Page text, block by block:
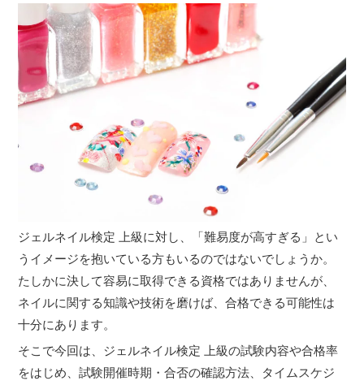
ジェルネイル検定 上級に対し、「難易度が高すぎる」とい
うイメージを抱いている方もいるのではないでしょうか。
たしかに決して容易に取得できる資格ではありませんが、
ネイルに関する知識や技術を磨けば、合格できる可能性は
十分にあります。
そこで今回は、ジェルネイル検定 上級の試験内容や合格率
をはじめ、試験開催時期・合否の確認方法、タイムスケジ